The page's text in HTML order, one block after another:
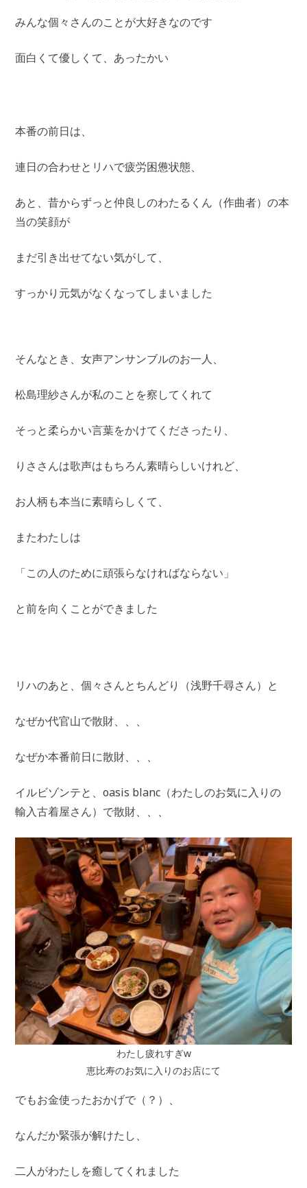
みんな個々さんのことが大好きなのです
面白くて優しくて、あったかい
本番の前日は、
連日の合わせとリハで疲労困憊状態、
あと、昔からずっと仲良しのわたるくん（作曲者）の本
当の笑顔が
まだ引き出せてない気がして、
すっかり元気がなくなってしまいました
そんなとき、女声アンサンブルのお一人、
松島理紗さんが私のことを察してくれて
そっと柔らかい言葉をかけてくださったり、
りささんは歌声はもちろん素晴らしいけれど、
お人柄も本当に素晴らしくて、
またわたしは
「この人のために頑張らなければならない」
と前を向くことができました
リハのあと、個々さんとちんどり（浅野千尋さん）と
なぜか代官山で散財、、、
なぜか本番前日に散財、、、
イルビゾンテと、oasis blanc（わたしのお気に入りの
輸入古着屋さん）で散財、、、
わたし疲れすぎw
恵比寿のお気に入りのお店にて
でもお金使ったおかげで（？）、
なんだか緊張が解けたし、
二人がわたしを癒してくれました